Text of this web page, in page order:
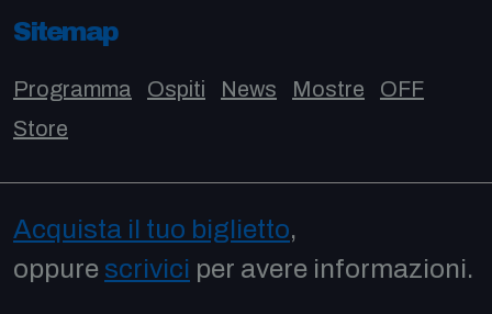
Sitemap
Programma Ospiti News Mostre
OFF
Store
Acquista il tuo biglietto,
oppure scrivici per avere informazioni.